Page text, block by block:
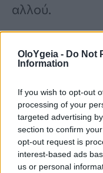
OloYgeia - Do Not
Information
If you wish to opt-out
processing of your
targeted advertising
section to confirm
opt-out request is
interest-based ads
us or personal
αλλού.
Η γενικότερη
από παράσιτα
ως μέτρο
Φυσικές
να